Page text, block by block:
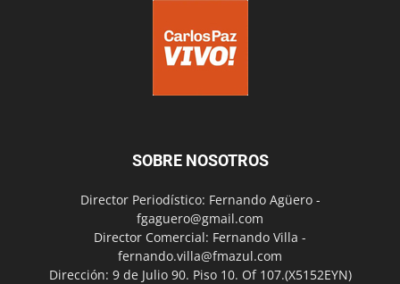
SOBRE NOSOTROS
Director Periodístico: Fernando Agüero -
fgaguero@gmail.com
Director Comercial: Fernando Villa -
fernando.villa@fmazul.com
Dirección: 9 de Julio 90. Piso 10. Of 107.(X5152EYN)